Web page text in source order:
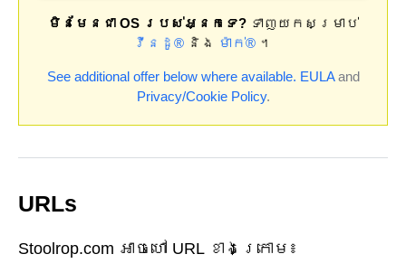
មិនមែនជា OS របស់អ្នកទេ?ទាញយកសម្រាប់
វីនដូ® និង ម៉ាក់® ។
See additional offer below where available. EULAand
Privacy/Cookie Policy.
URLs
Stoolrop.com អាចហៅ URL ខាងក្រោម៖